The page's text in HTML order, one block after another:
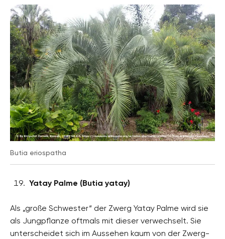
Butia eriospatha
Yatay Palme (Butia yatay)
Als „große Schwester“ der Zwerg Yatay Palme wird sie
als Jungpflanze oftmals mit dieser verwechselt. Sie
unterscheidet sich im Aussehen kaum von der Zwerg-